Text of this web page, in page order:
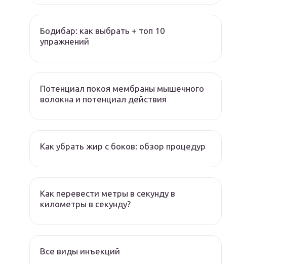
Бодибар: как выбрать + топ 10
упражнений
Потенциал покоя мембраны мышечного
волокна и потенциал действия
Как убрать жир с боков: обзор процедур
Как перевести метры в секунду в
километры в секунду?
Все виды инъекций